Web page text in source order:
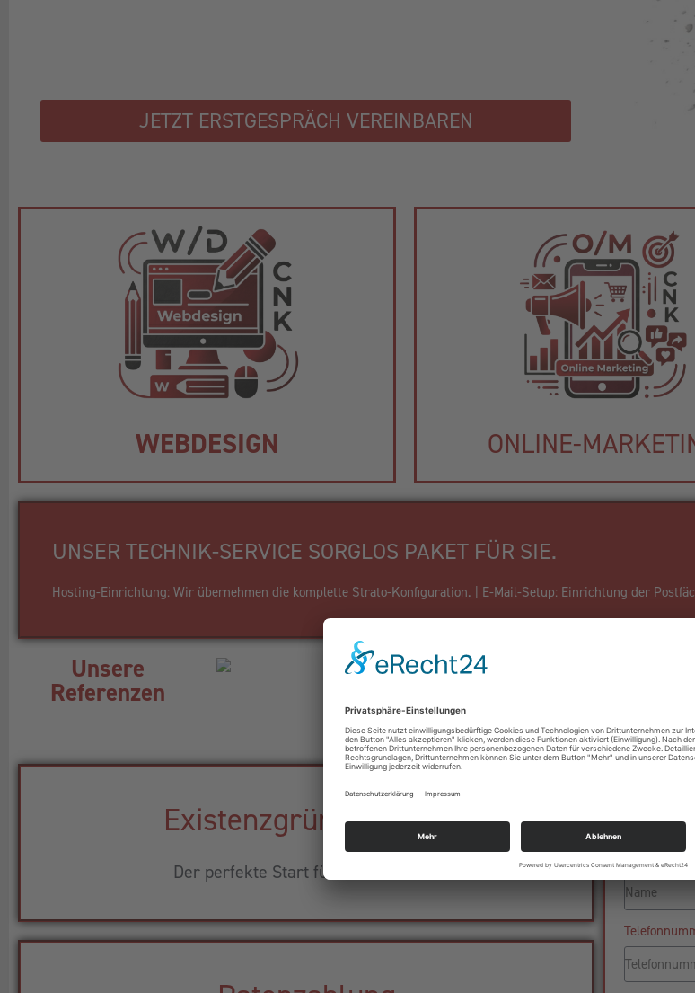
JETZT ERSTGESPRÄCH VEREINBAREN
WEBDESIGN ONLINE-
UNSER TECHNIK-SERVICE SORGLOS PAKET FÜR SIE.
Hosting-Einrichtung: Wir übernehmen die komplette Strato-Konfiguration. | E-Mail-Setup: Einrichtung der
Unsere
Referenzen
Existenzgründerpaket
Der perfekte Start für Ihr Business!
Name